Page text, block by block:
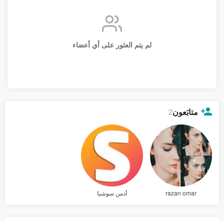
لم يتم العثور على أي أعضاء
متابَعون2
razan omar أدمن سوشيا